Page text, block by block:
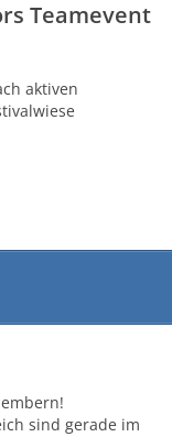
Teamevent
aktiven
sind gerade im